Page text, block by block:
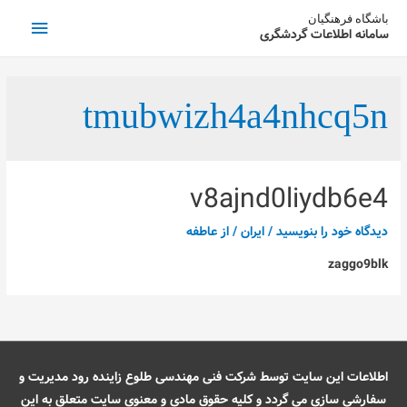
باشگاه فرهنگیان
سامانه اطلاعات گردشگری
tmubwizh4a4nhcq5n
v8ajnd0liydb6e4
دیدگاه‌ خود را بنویسید/ایران/ ازعاطفه
zaggo9blk
اطلاعات این سایت توسط شرکت فنی مهندسی طلوع زاینده رود مدیریت و
سفارشی سازی می گردد و کلیه حقوق مادی و معنوی سایت متعلق به این